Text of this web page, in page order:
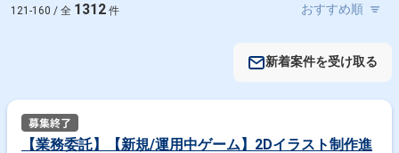
121-160 / 全 1312 件
新着案件を受け取る
【業務委託】【新規/運用中ゲーム】2Dイラスト制作進